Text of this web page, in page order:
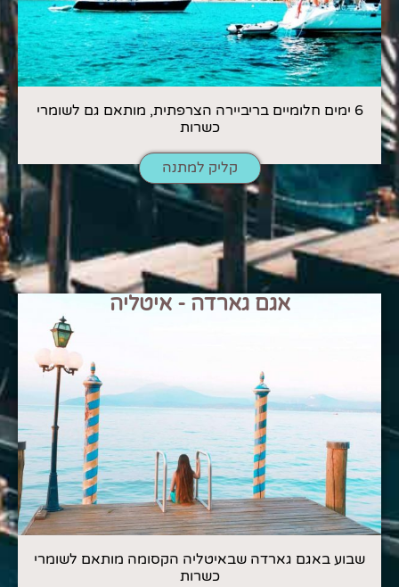
6 ימים חלומיים בריביירה הצרפתית, מותאם גם לשומרי
כשרות
קליק למתנה
אגם גארדה - איטליה
שבוע באגם גארדה שבאיטליה הקסומה מותאם לשומרי
כשרות